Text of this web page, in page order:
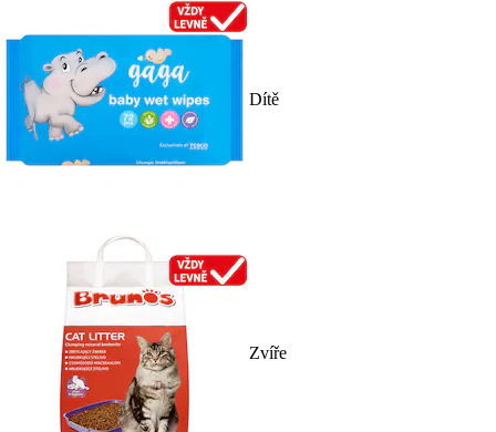
Dítě
Zvíře